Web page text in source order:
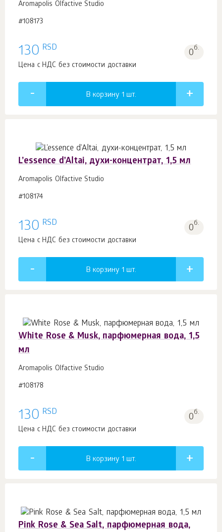
Aromapolis Olfactive Studio
#108173
130 RSD 0б.
Цена с НДС без стоимости доставки
В корзину 1 шт.
L’essence d’Altai, духи-концентрат, 1,5 мл
Aromapolis Olfactive Studio
#108174
130 RSD 0б.
Цена с НДС без стоимости доставки
В корзину 1 шт.
White Rose & Musk, парфюмерная вода, 1,5
мл
Aromapolis Olfactive Studio
#108178
130 RSD 0б.
Цена с НДС без стоимости доставки
В корзину 1 шт.
Pink Rose & Sea Salt, парфюмерная вода,